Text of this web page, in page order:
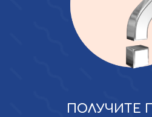
ПОЛУЧИТЕ